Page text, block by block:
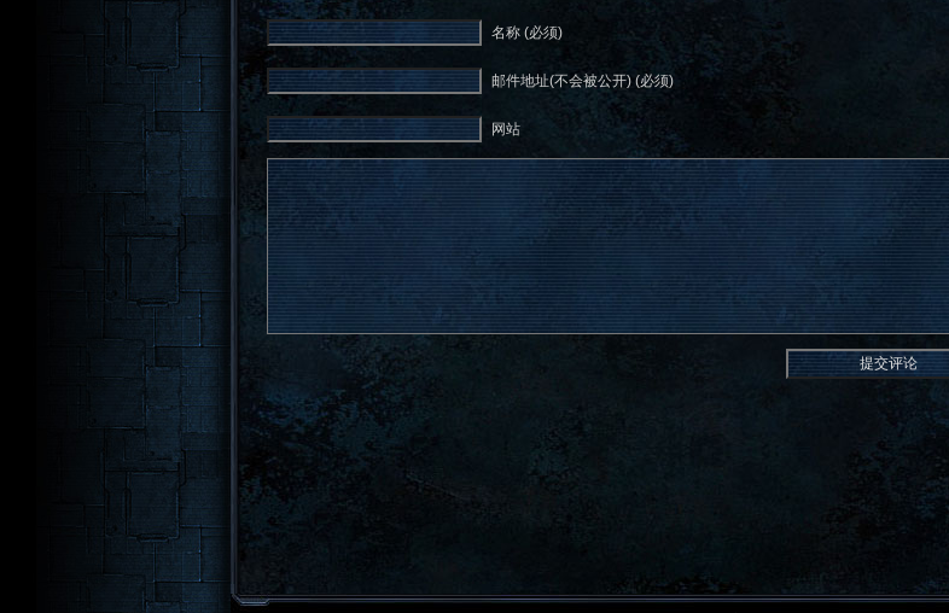
名称 (必须)
邮件地址(不会被公开) (必须)
网站